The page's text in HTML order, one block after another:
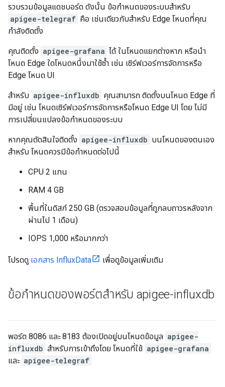
รวบรวมข้อมูลแดชบอร์ด ดังนั้น ข้อกำหนดของระบบสำหรับ
apigee-telegraf คือ เช่นเดียวกับสำหรับ Edge โหนดที่คุณ
กำลังติดตั้ง
คุณติดตั้ง apigee-grafana ได้ ในโหนดแยกต่างหาก หรือนำ
โหนด Edge ใดโหนดหนึ่งมาใช้ซ้ำ เช่น เซิร์ฟเวอร์การจัดการหรือ
Edge โหนด UI
สำหรับ apigee-influxdb คุณสามารถ ติดตั้งบนโหนด Edge ที่
มีอยู่ เช่น โหนดเซิร์ฟเวอร์การจัดการหรือโหนด Edge UI โดย ไม่มี
การเปลี่ยนแปลงข้อกำหนดของระบบ
หากคุณตัดสินใจติดตั้ง apigee-influxdb บนโหนดของตนเอง
สำหรับ โหนดควรมีข้อกำหนดต่อไปนี้
CPU 2 แกน
RAM 4 GB
พื้นที่ในดิสก์ 250 GB (ตรวจสอบข้อมูลที่ถูกลบถาวรหลังจาก
ผ่านไป 1 เดือน)
IOPS 1,000 หรือมากกว่า
โปรดดู เอกสาร InfluxData เพื่อดูข้อมูลเพิ่มเติม
ข้อกำหนดของพอร์ตสำหรับ apigee-influxdb
พอร์ต 8086 และ 8183 ต้องเปิดอยู่บนโหนดข้อมูล apigee-
influxdb สำหรับการเข้าถึงโดย โหนดที่ใช้ apigee-grafana
และ apigee-telegraf